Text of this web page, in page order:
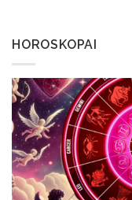
HOROSKOPAI